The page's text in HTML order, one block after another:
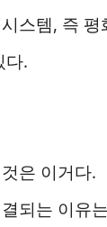
스템, 즉 평
다.
은 이거다.
되는 이유